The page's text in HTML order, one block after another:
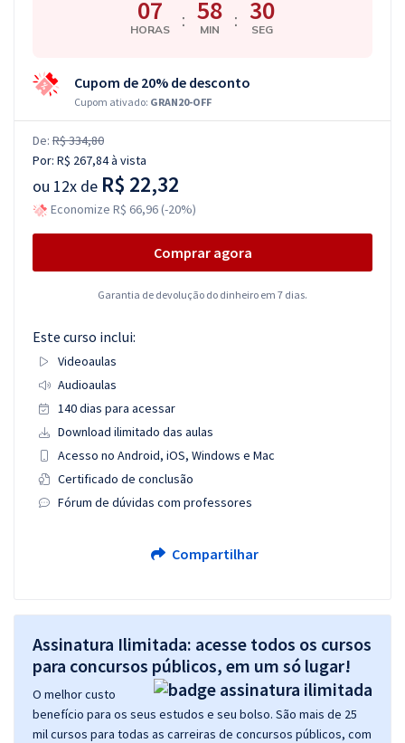
07
HORAS : 58
MIN : 30
SEG
Cupom de 20% de desconto
Cupom ativado: GRAN20-OFF
De: R$ 334,80
Por: R$ 267,84à vista
ou 12x de R$ 22,32
Economize R$ 66,96 (-20%)
Comprar agora
Garantia de devolução do dinheiro em 7 dias.
Este curso inclui:
Videoaulas
Audioaulas
140 dias para acessar
Download ilimitado das aulas
Acesso no Android, iOS, Windows e Mac
Certificado de conclusão
Fórum de dúvidas com professores
Compartilhar
Assinatura Ilimitada: acesse todos os cursos
para concursos públicos, em um só lugar!
O melhor custo
benefício para os seus estudos e seu bolso. São mais de 25
mil cursos para todas as carreiras de concursos públicos, com